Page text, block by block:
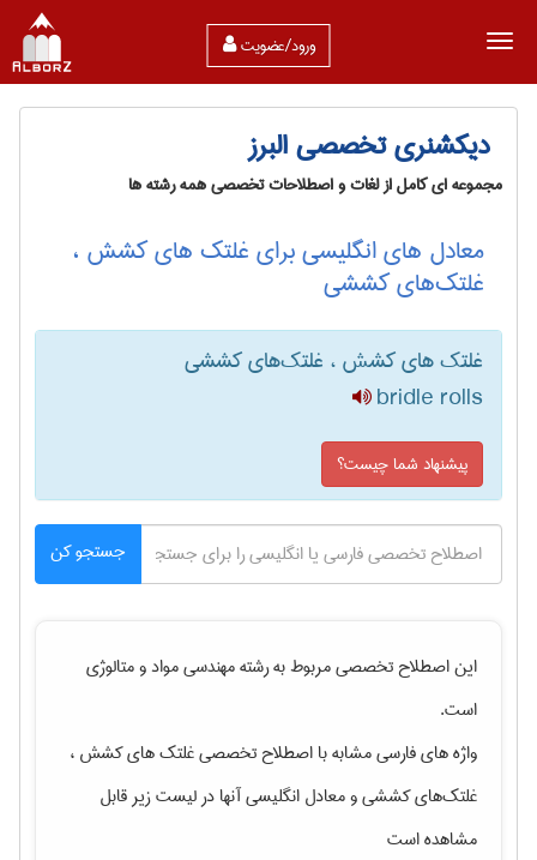
ورود/عضویت
دیکشنری تخصصی البرز
مجموعه ای کامل از لغات و اصطلاحات تخصصی همه رشته ها
معادل های انگلیسی برای غلتک های کشش ،
غلتک‌های کششی
غلتک های کشش ، غلتک‌های کششی
bridle rolls
پیشنهاد شما چیست؟
جستجو کن
این اصطلاح تخصصی مربوط به رشتهمهندسی مواد و متالوژی
است.
واژه های فارسی مشابه با اصطلاح تخصصیغلتک های کشش ،
غلتک‌های کششیو معادل انگلیسی آنها در لیست زیر قابل
مشاهده است